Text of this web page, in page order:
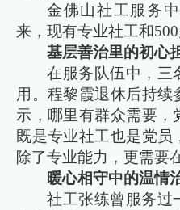
金佛山社工服务
来，现有专业社工和500
基层善治里的初心
在服务队伍中，三
用。程黎霞退休后持续
示，哪里有群众需要，
既是专业社工也是党员
除了专业能力，更需要
暖心相守中的温情
社工张练曾服务过